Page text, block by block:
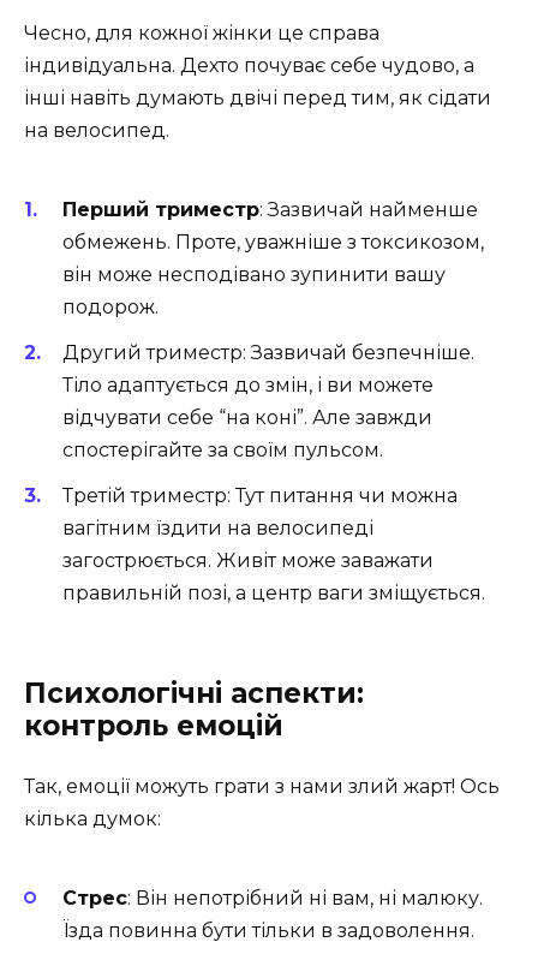
Чесно, для кожної жінки це справа
індивідуальна. Дехто почуває себе чудово, а
інші навіть думають двічі перед тим, як сідати
на велосипед.
Перший триместр: Зазвичай найменше
обмежень. Проте, уважніше з токсикозом,
він може несподівано зупинити вашу
подорож.
Другий триместр: Зазвичай безпечніше.
Тіло адаптується до змін, і ви можете
відчувати себе “на коні”. Але завжди
спостерігайте за своїм пульсом.
Третій триместр: Тут питання чи можна
вагітним їздити на велосипеді
загострюється. Живіт може заважати
правильній позі, а центр ваги зміщується.
Психологічні аспекти:
контроль емоцій
Так, емоції можуть грати з нами злий жарт! Ось
кілька думок:
Стрес: Він непотрібний ні вам, ні малюку.
Їзда повинна бути тільки в задоволення.